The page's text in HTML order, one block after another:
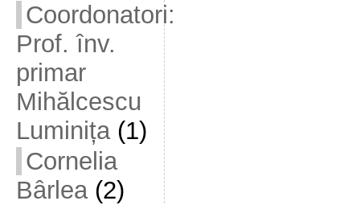
Coordonatori:
Prof. înv.
primar
Mihălcescu
Luminița(1)
Cornelia
Bârlea(2)